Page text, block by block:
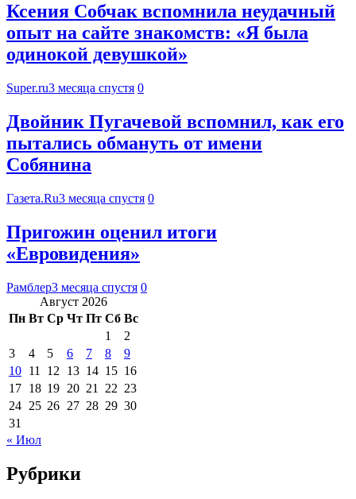
Ксения Собчак вспомнила неудачный
опыт на сайте знакомств: «Я была
одинокой девушкой»
Super.ru3 месяца спустя 0
Двойник Пугачевой вспомнил, как его
пытались обмануть от имени
Собянина
Газета.Ru3 месяца спустя 0
Пригожин оценил итоги
«Евровидения»
Рамблер3 месяца спустя 0
Август 2026
Пн Вт Ср Чт Пт Сб Вс
1
2
3
4 5 6 7 8
9
10 11 12 13 14 15 16
17 18 19 20 21 22 23
24 25 26 27 28 29 30
31
« Июл
Рубрики